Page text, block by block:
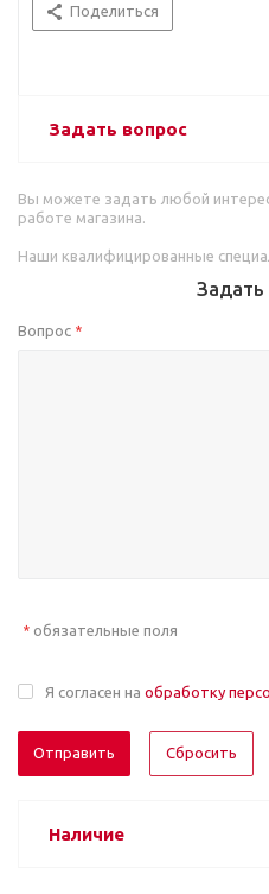
Поделиться
Задать вопрос
Вы можете задать любой
работе магазина.
Наши квалифицированные
Задать
Вопрос *
* обязательные поля
Я согласен на обработку
Отправить Сбросить
Наличие